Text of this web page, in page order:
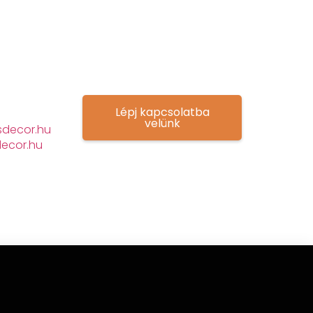
Lépj kapcsolatba
velünk